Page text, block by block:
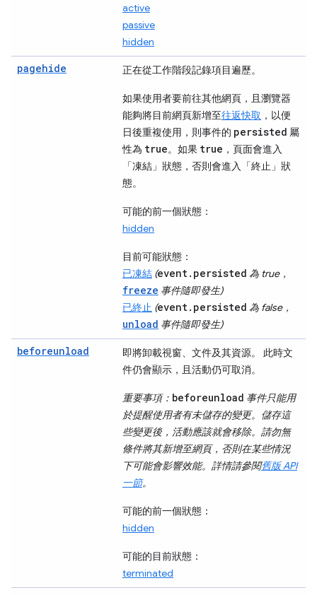
active
passive
hidden
pagehide 正在從工作階段記錄項目遍歷。
如果使用者要前往其他網頁，且瀏覽器
能夠將目前網頁新增至往返快取 ，以便
日後重複使用，則事件的 persisted 屬
性為 true。如果 true ，頁面會進入
「凍結」 狀態，否則會進入「終止」 狀
態。
可能的前一個狀態：
hidden
目前可能狀態：
已凍結 (event.persisted 為 true，
freeze 事件隨即發生)
已終止 (event.persisted 為 false，
unload 事件隨即發生)
beforeunload
即將卸載視窗、文件及其資源。 此時文
件仍會顯示，且活動仍可取消。
重要事項： beforeunload 事件只能用
於提醒使用者有未儲存的變更。儲存這
些變更後，活動應該就會移除。請勿無
條件將其新增至網頁，否則在某些情況
下可能會影響效能。詳情請參閱舊版 API
一節。
可能的前一個狀態：
hidden
可能的目前狀態：
terminated